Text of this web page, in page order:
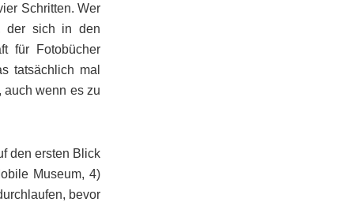
Schritten. Wer
der sich in den
für Fotobücher
tatsächlich mal
auch wenn es zu
den ersten Blick
Museum, 4)
bevor